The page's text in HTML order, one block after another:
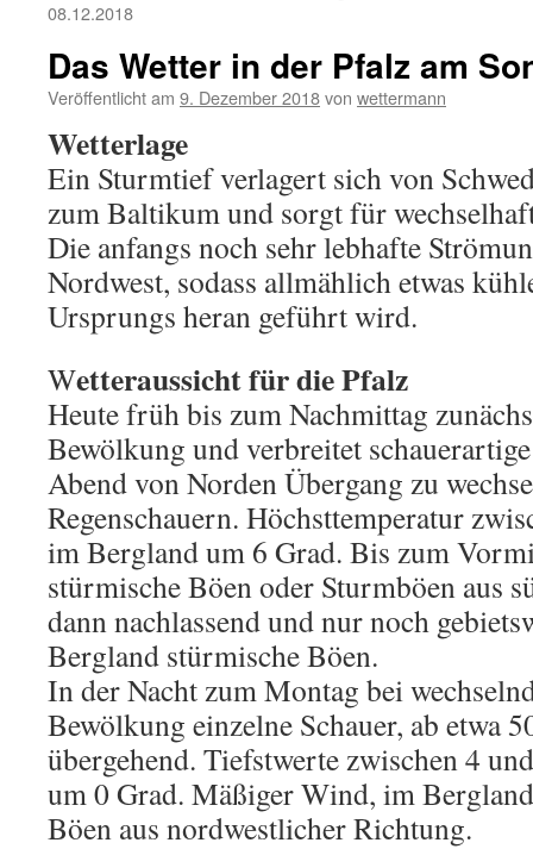
08.12.2018
Das Wetter in der Pfalz am
Veröffentlicht am 9. Dezember 2018von wettermann
Wetterlage
Ein Sturmtief verlagert sich von
zum Baltikum und sorgt für
Die anfangs noch sehr lebhafte
Nordwest, sodass allmählich etwas
Ursprungs heran geführt wird.
Wetteraussicht für die Pfalz
Heute früh bis zum Nachmittag
Bewölkung und verbreitet
Abend von Norden Übergang zu
Regenschauern. Höchsttemperatur
im Bergland um 6 Grad. Bis zum
stürmische Böen oder Sturmböen aus
dann nachlassend und nur noch
Bergland stürmische Böen.
In der Nacht zum Montag bei
Bewölkung einzelne Schauer, ab etwa
übergehend. Tiefstwerte zwischen 4
um 0 Grad. Mäßiger Wind, im
Böen aus nordwestlicher Richtung.